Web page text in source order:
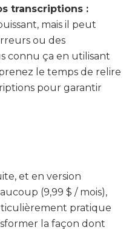
transcriptions :
mais il peut
ou des
connu ça en utilisant
le temps de relire
pour garantir
et en version
(9,99 $ / mois),
pratique
la façon dont